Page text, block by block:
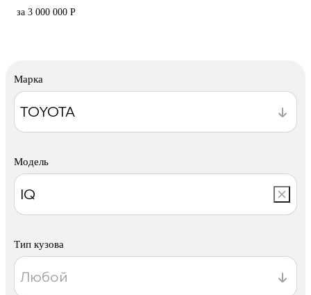
за 3 000 000 Р
Марка
Модель
Тип кузова